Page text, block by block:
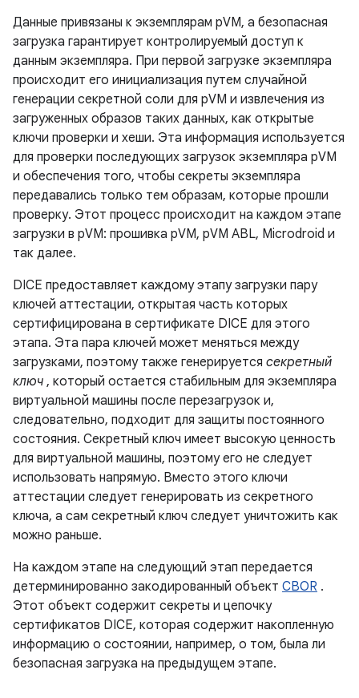
Данные привязаны к экземплярам pVM, а безопасная
загрузка гарантирует контролируемый доступ к
данным экземпляра. При первой загрузке экземпляра
происходит его инициализация путем случайной
генерации секретной соли для pVM и извлечения из
загруженных образов таких данных, как открытые
ключи проверки и хеши. Эта информация используется
для проверки последующих загрузок экземпляра pVM
и обеспечения того, чтобы секреты экземпляра
передавались только тем образам, которые прошли
проверку. Этот процесс происходит на каждом этапе
загрузки в pVM: прошивка pVM, pVM ABL, Microdroid и
так далее.
DICE предоставляет каждому этапу загрузки пару
ключей аттестации, открытая часть которых
сертифицирована в сертификате DICE для этого
этапа. Эта пара ключей может меняться между
загрузками, поэтому также генерируется секретный
ключ , который остается стабильным для экземпляра
виртуальной машины после перезагрузок и,
следовательно, подходит для защиты постоянного
состояния. Секретный ключ имеет высокую ценность
для виртуальной машины, поэтому его не следует
использовать напрямую. Вместо этого ключи
аттестации следует генерировать из секретного
ключа, а сам секретный ключ следует уничтожить как
можно раньше.
На каждом этапе на следующий этап передается
детерминированно закодированный объект CBOR .
Этот объект содержит секреты и цепочку
сертификатов DICE, которая содержит накопленную
информацию о состоянии, например, о том, была ли
безопасная загрузка на предыдущем этапе.